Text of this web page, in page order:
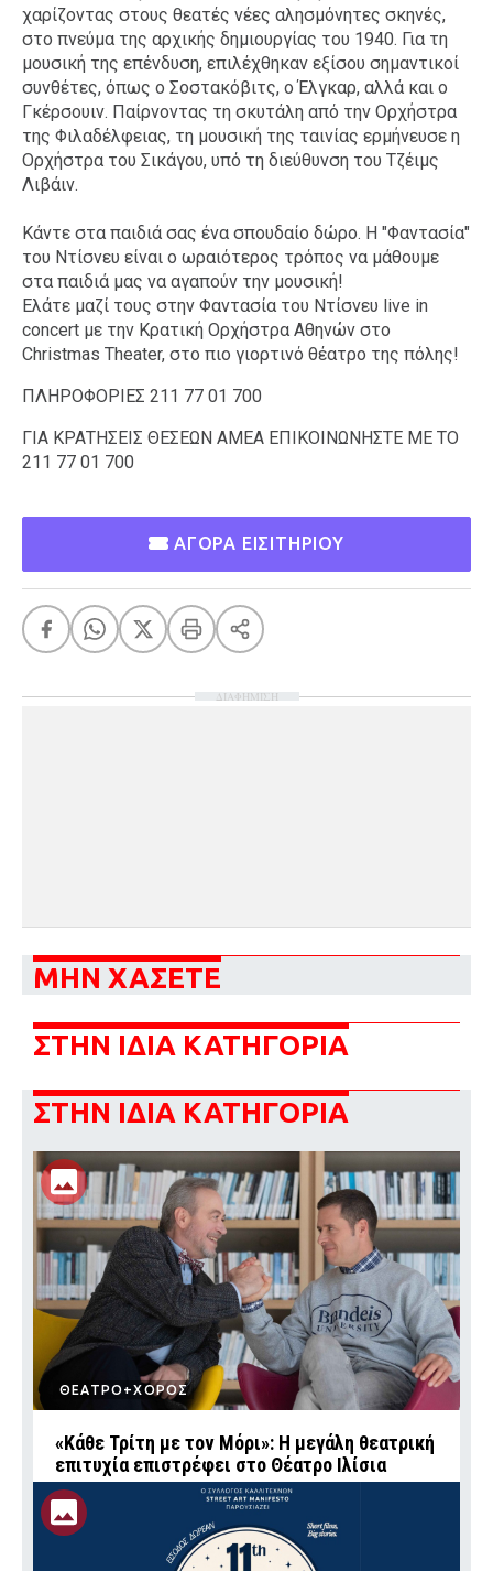
χαρίζοντας στους θεατές νέες αλησμόνητες σκηνές,
στο πνεύμα της αρχικής δημιουργίας του 1940. Για τη
μουσική της επένδυση, επιλέχθηκαν εξίσου σημαντικοί
συνθέτες, όπως ο Σοστακόβιτς, ο Έλγκαρ, αλλά και ο
Γκέρσουιν. Παίρνοντας τη σκυτάλη από την Ορχήστρα
της Φιλαδέλφειας, τη μουσική της ταινίας ερμήνευσε η
Ορχήστρα του Σικάγου, υπό τη διεύθυνση του Τζέιμς
Λιβάιν.
Κάντε στα παιδιά σας ένα σπουδαίο δώρο. Η "Φαντασία"
του Ντίσνευ είναι ο ωραιότερος τρόπος να μάθουμε
στα παιδιά μας να αγαπούν την μουσική!
Ελάτε μαζί τους στην Φαντασία του Ντίσνευ live in
concert με την Κρατική Ορχήστρα Αθηνών στο
Christmas Theater, στο πιο γιορτινό θέατρο της πόλης!
ΠΛΗΡΟΦΟΡΙΕΣ 211 77 01 700
ΓΙΑ ΚΡΑΤΗΣΕΙΣ ΘΕΣΕΩΝ ΑΜΕΑ ΕΠΙΚΟΙΝΩΝΗΣΤΕ ΜΕ ΤΟ
211 77 01 700
ΑΓΟΡΑ ΕΙΣΙΤΗΡΙΟΥ
ΔΙΑΦΗΜΙΣΗ
ΜΗΝ ΧΑΣΕΤΕ
ΣΤΗΝ ΙΔΙΑ ΚΑΤΗΓΟΡΙΑ
ΣΤΗΝ ΙΔΙΑ ΚΑΤΗΓΟΡΙΑ
ΘΕΑΤΡΟ+ΧΟΡΟΣ
«Κάθε Τρίτη με τον Μόρι»: Η μεγάλη θεατρική
επιτυχία επιστρέφει στο Θέατρο Ιλίσια